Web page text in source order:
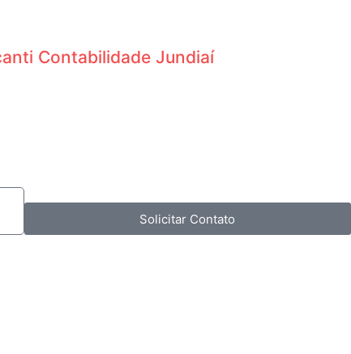
Contabilidade Jundiaí
Solicitar Contato